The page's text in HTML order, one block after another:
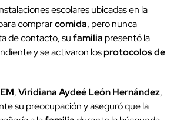
escolares ubicadas en la
comprarcomida, pero nunca
de contacto, sufamilia presentó la
y se activaron losprotocolos de
,Viridiana Aydeé León Hernández,
su preocupación y aseguró que la